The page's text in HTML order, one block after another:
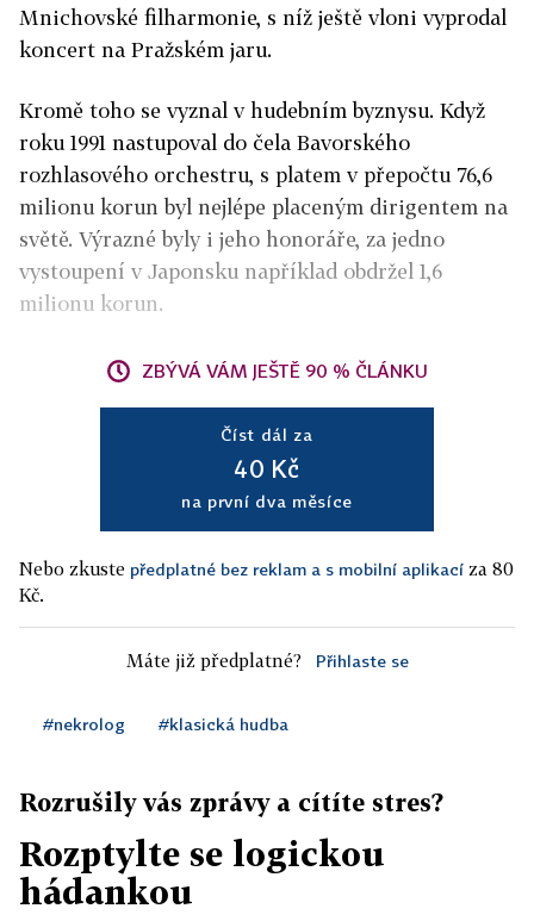
Mnichovské filharmonie, s níž ještě vloni vyprodal
koncert na Pražském jaru.
Kromě toho se vyznal v hudebním byznysu. Když
roku 1991 nastupoval do čela Bavorského
rozhlasového orchestru, s platem v přepočtu 76,6
milionu korun byl nejlépe placeným dirigentem na
světě. Výrazné byly i jeho honoráře, za jedno
vystoupení v Japonsku například obdržel 1,6
milionu korun.
ZBÝVÁ VÁM JEŠTĚ 90 % ČLÁNKU
Číst dál za
40 Kč
na první dva měsíce
Nebo zkuste předplatné bez reklam a s mobilní aplikací za 80
Kč.
Máte již předplatné? Přihlaste se
#nekrolog #klasická hudba
Rozrušily vás zprávy a cítíte stres?
Rozptylte se logickou
hádankou